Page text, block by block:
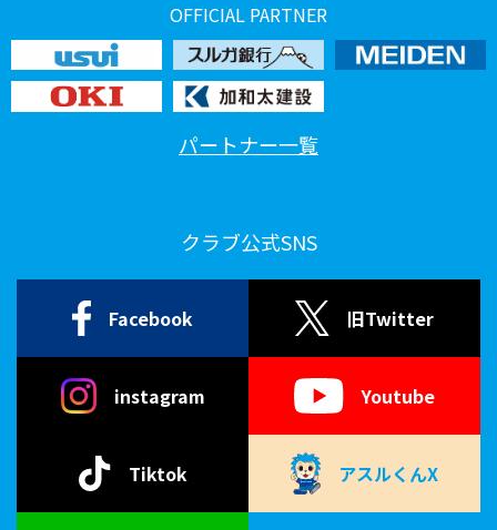
OFFICIAL PARTNER
パートナー一覧
クラブ公式SNS
Facebook 旧Twitter
instagram Youtube
Tiktok アスルくんX